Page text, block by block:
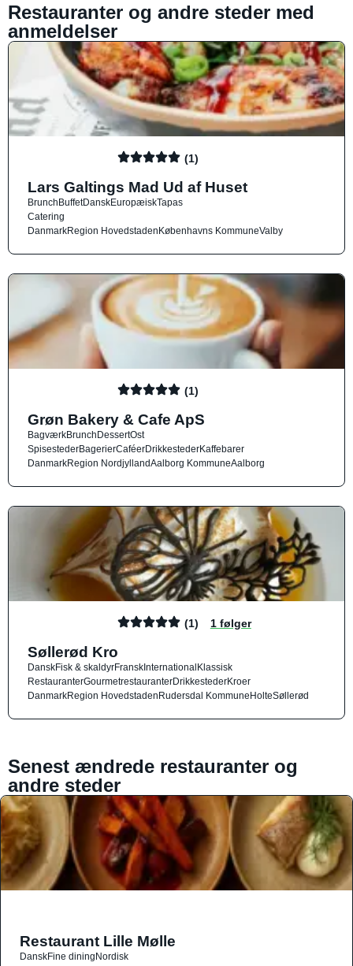
Restauranter og andre steder med
anmeldelser
(1)
Lars Galtings Mad Ud af Huset
BrunchBuffetDanskEuropæiskTapas
Catering
DanmarkRegion HovedstadenKøbenhavns KommuneValby
(1)
Grøn Bakery & Cafe ApS
BagværkBrunchDessertOst
SpisestederBagerierCaféerDrikkestederKaffebarer
DanmarkRegion NordjyllandAalborg KommuneAalborg
(1) 1 følger
Søllerød Kro
DanskFisk & skaldyrFranskInternationalKlassisk
RestauranterGourmetrestauranterDrikkestederKroer
DanmarkRegion HovedstadenRudersdal KommuneHolteSøllerød
Senest ændrede restauranter og
andre steder
Restaurant Lille Mølle
DanskFine diningNordisk